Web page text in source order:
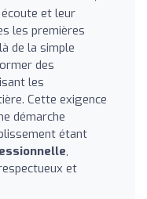
et leur
les premières
de la simple
des
les
Cette exigence
démarche
étant
,
et